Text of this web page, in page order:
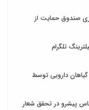
صندوق حمایت از
تلگرام
گیاهان دارویی توسط
پیشرو در تحقق شعار